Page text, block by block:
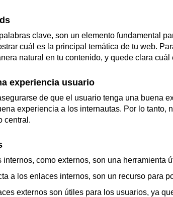
clave, son un elemento fundamental
cuál es la principal temática de tu web.
natural en tu contenido, y quede clara
experiencia usuario
de que el usuario tenga una buena
experiencia a los internautas. Por lo tanto,
central.
internos, como externos, son una
a los enlaces internos, son un recurso para
externos son útiles para los usuarios, ya